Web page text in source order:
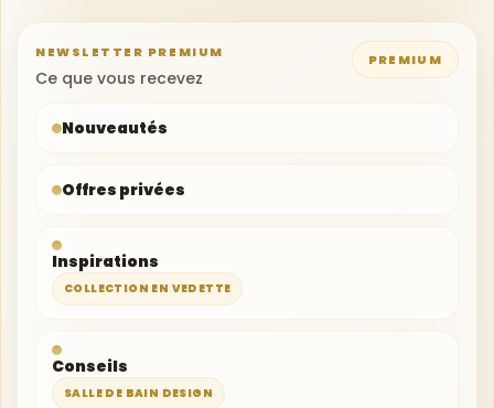
Votre adresse e-mail
NEWSLETTER PREMIUM
Ce que vous recevez
PREMIUM
Nouveautés
Offres privées
Inspirations
COLLECTION EN VEDETTE
Conseils
SALLE DE BAIN DESIGN